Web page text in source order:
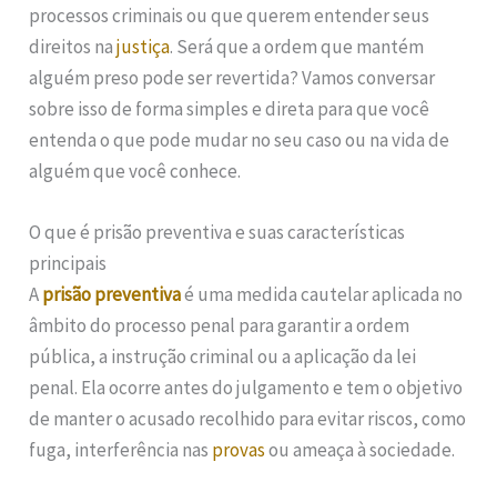
processos criminais ou que querem entender seus
direitos najustiça. Será que a ordem que mantém
alguém preso pode ser revertida? Vamos conversar
sobre isso de forma simples e direta para que você
entenda o que pode mudar no seu caso ou na vida de
alguém que você conhece.
O que é prisão preventiva e suas características
principais
Aprisão preventivaé uma medida cautelar aplicada no
âmbito do processo penal para garantir a ordem
pública, a instrução criminal ou a aplicação da lei
penal. Ela ocorre antes do julgamento e tem o objetivo
de manter o acusado recolhido para evitar riscos, como
fuga, interferência nas provasou ameaça à sociedade.